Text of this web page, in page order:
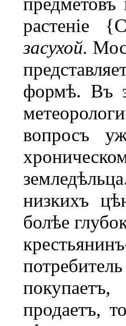
растеніе
засухой.
формѣ. Въ
вопросъ
низкихъ
болѣе
продаетъ,